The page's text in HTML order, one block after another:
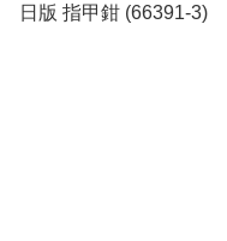
日版 指甲鉗 (66391-3)